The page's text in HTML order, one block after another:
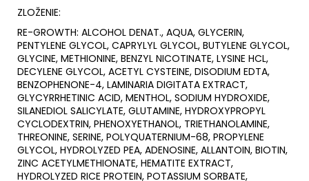
ZLOŽENIE:
RE-GROWTH: ALCOHOL DENAT., AQUA, GLYCERIN,
PENTYLENE GLYCOL, CAPRYLYL GLYCOL, BUTYLENE GLYCOL,
GLYCINE, METHIONINE, BENZYL NICOTINATE, LYSINE HCL,
DECYLENE GLYCOL, ACETYL CYSTEINE, DISODIUM EDTA,
BENZOPHENONE-4, LAMINARIA DIGITATA EXTRACT,
GLYCYRRHETINIC ACID, MENTHOL, SODIUM HYDROXIDE,
SILANEDIOL SALICYLATE, GLUTAMINE, HYDROXYPROPYL
CYCLODEXTRIN, PHENOXYETHANOL, TRIETHANOLAMINE,
THREONINE, SERINE, POLYQUATERNIUM-68, PROPYLENE
GLYCOL, HYDROLYZED PEA, ADENOSINE, ALLANTOIN, BIOTIN,
ZINC ACETYLMETHIONATE, HEMATITE EXTRACT,
HYDROLYZED RICE PROTEIN, POTASSIUM SORBATE,